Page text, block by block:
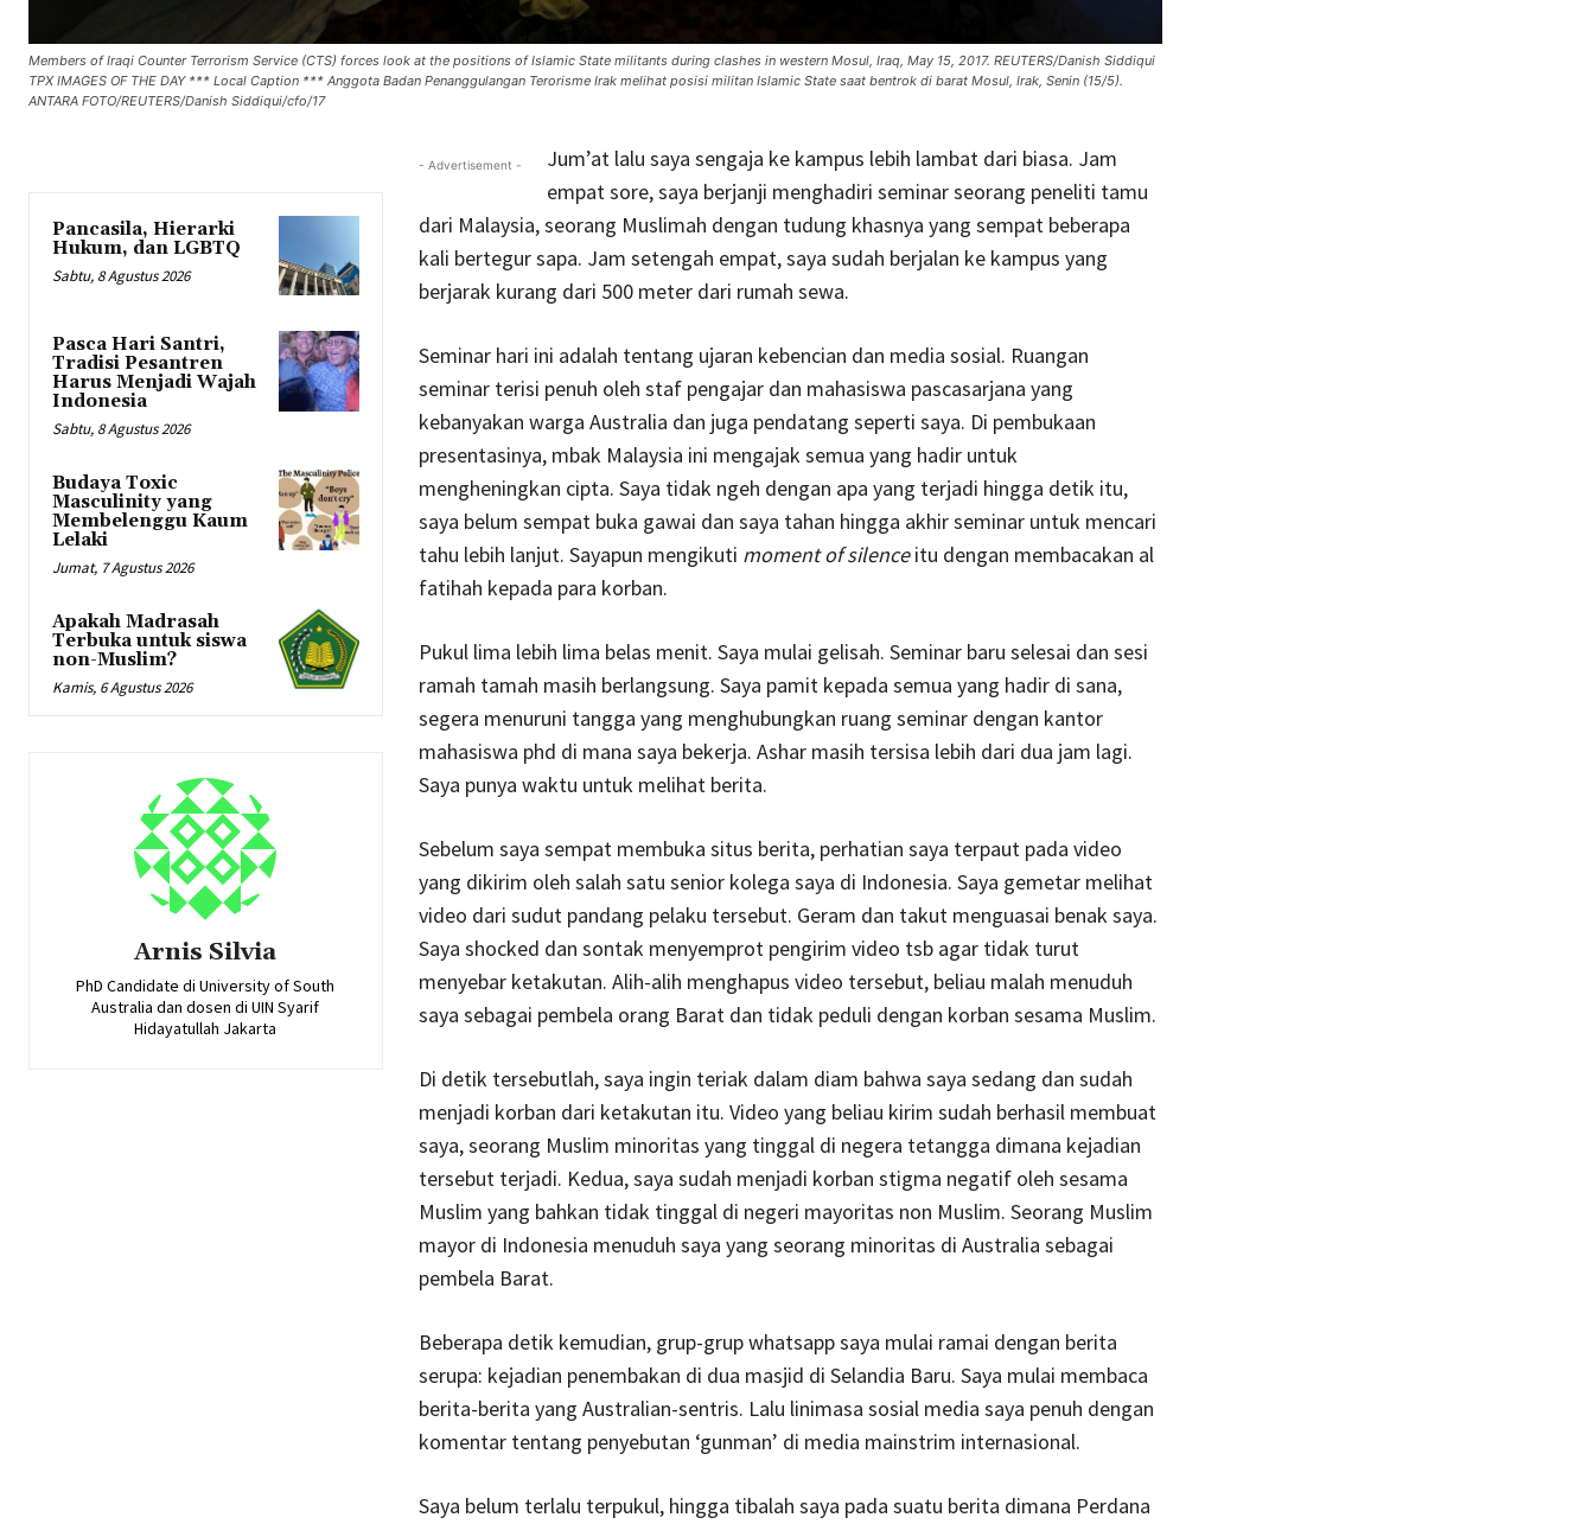
Members of Iraqi Counter Terrorism Service (CTS) forces look at the positions of Islamic State militants during clashes in western Mosul, Iraq, May 15, 2017. REUTERS/Danish Siddiqui
TPX IMAGES OF THE DAY *** Local Caption *** Anggota Badan Penanggulangan Terorisme Irak melihat posisi militan Islamic State saat bentrok di barat Mosul, Irak, Senin (15/5).
ANTARA FOTO/REUTERS/Danish Siddiqui/cfo/17
Pancasila, Hierarki
Hukum, dan LGBTQ
Sabtu, 8 Agustus 2026
Pasca Hari Santri,
Tradisi Pesantren
Harus Menjadi Wajah
Indonesia
Sabtu, 8 Agustus 2026
Budaya Toxic
Masculinity yang
Membelenggu Kaum
Lelaki
Jumat, 7 Agustus 2026
Apakah Madrasah
Terbuka untuk siswa
non-Muslim?
Kamis, 6 Agustus 2026
Arnis Silvia
PhD Candidate di University of South
Australia dan dosen di UIN Syarif
Hidayatullah Jakarta
- Advertisement -
Jum’at lalu saya sengaja ke kampus lebih lambat dari biasa. Jam
empat sore, saya berjanji menghadiri seminar seorang peneliti tamu
dari Malaysia, seorang Muslimah dengan tudung khasnya yang sempat beberapa
kali bertegur sapa. Jam setengah empat, saya sudah berjalan ke kampus yang
berjarak kurang dari 500 meter dari rumah sewa.
Seminar hari ini adalah tentang ujaran kebencian dan media sosial. Ruangan
seminar terisi penuh oleh staf pengajar dan mahasiswa pascasarjana yang
kebanyakan warga Australia dan juga pendatang seperti saya. Di pembukaan
presentasinya, mbak Malaysia ini mengajak semua yang hadir untuk
mengheningkan cipta. Saya tidak ngeh dengan apa yang terjadi hingga detik itu,
saya belum sempat buka gawai dan saya tahan hingga akhir seminar untuk mencari
tahu lebih lanjut. Sayapun mengikuti moment of silenceitu dengan membacakan al
fatihah kepada para korban.
Pukul lima lebih lima belas menit. Saya mulai gelisah. Seminar baru selesai dan sesi
ramah tamah masih berlangsung. Saya pamit kepada semua yang hadir di sana,
segera menuruni tangga yang menghubungkan ruang seminar dengan kantor
mahasiswa phd di mana saya bekerja. Ashar masih tersisa lebih dari dua jam lagi.
Saya punya waktu untuk melihat berita.
Sebelum saya sempat membuka situs berita, perhatian saya terpaut pada video
yang dikirim oleh salah satu senior kolega saya di Indonesia. Saya gemetar melihat
video dari sudut pandang pelaku tersebut. Geram dan takut menguasai benak saya.
Saya shocked dan sontak menyemprot pengirim video tsb agar tidak turut
menyebar ketakutan. Alih-alih menghapus video tersebut, beliau malah menuduh
saya sebagai pembela orang Barat dan tidak peduli dengan korban sesama Muslim.
Di detik tersebutlah, saya ingin teriak dalam diam bahwa saya sedang dan sudah
menjadi korban dari ketakutan itu. Video yang beliau kirim sudah berhasil membuat
saya, seorang Muslim minoritas yang tinggal di negera tetangga dimana kejadian
tersebut terjadi. Kedua, saya sudah menjadi korban stigma negatif oleh sesama
Muslim yang bahkan tidak tinggal di negeri mayoritas non Muslim. Seorang Muslim
mayor di Indonesia menuduh saya yang seorang minoritas di Australia sebagai
pembela Barat.
Beberapa detik kemudian, grup-grup whatsapp saya mulai ramai dengan berita
serupa: kejadian penembakan di dua masjid di Selandia Baru. Saya mulai membaca
berita-berita yang Australian-sentris. Lalu linimasa sosial media saya penuh dengan
komentar tentang penyebutan ‘gunman’ di media mainstrim internasional.
Saya belum terlalu terpukul, hingga tibalah saya pada suatu berita dimana Perdana